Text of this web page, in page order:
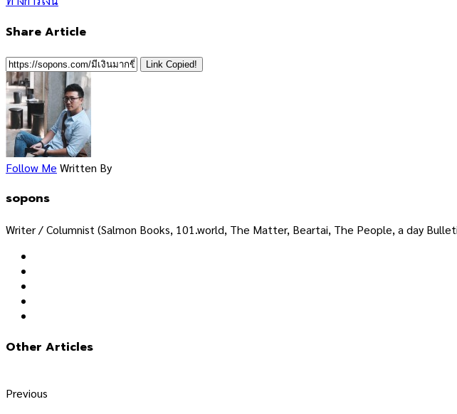
Share Article
Link Copied!
Follow Me Written By
sopons
Writer / Columnist (Salmon Books, 101.world, The Matter, Beartai, The People, a day
Other Articles
Previous